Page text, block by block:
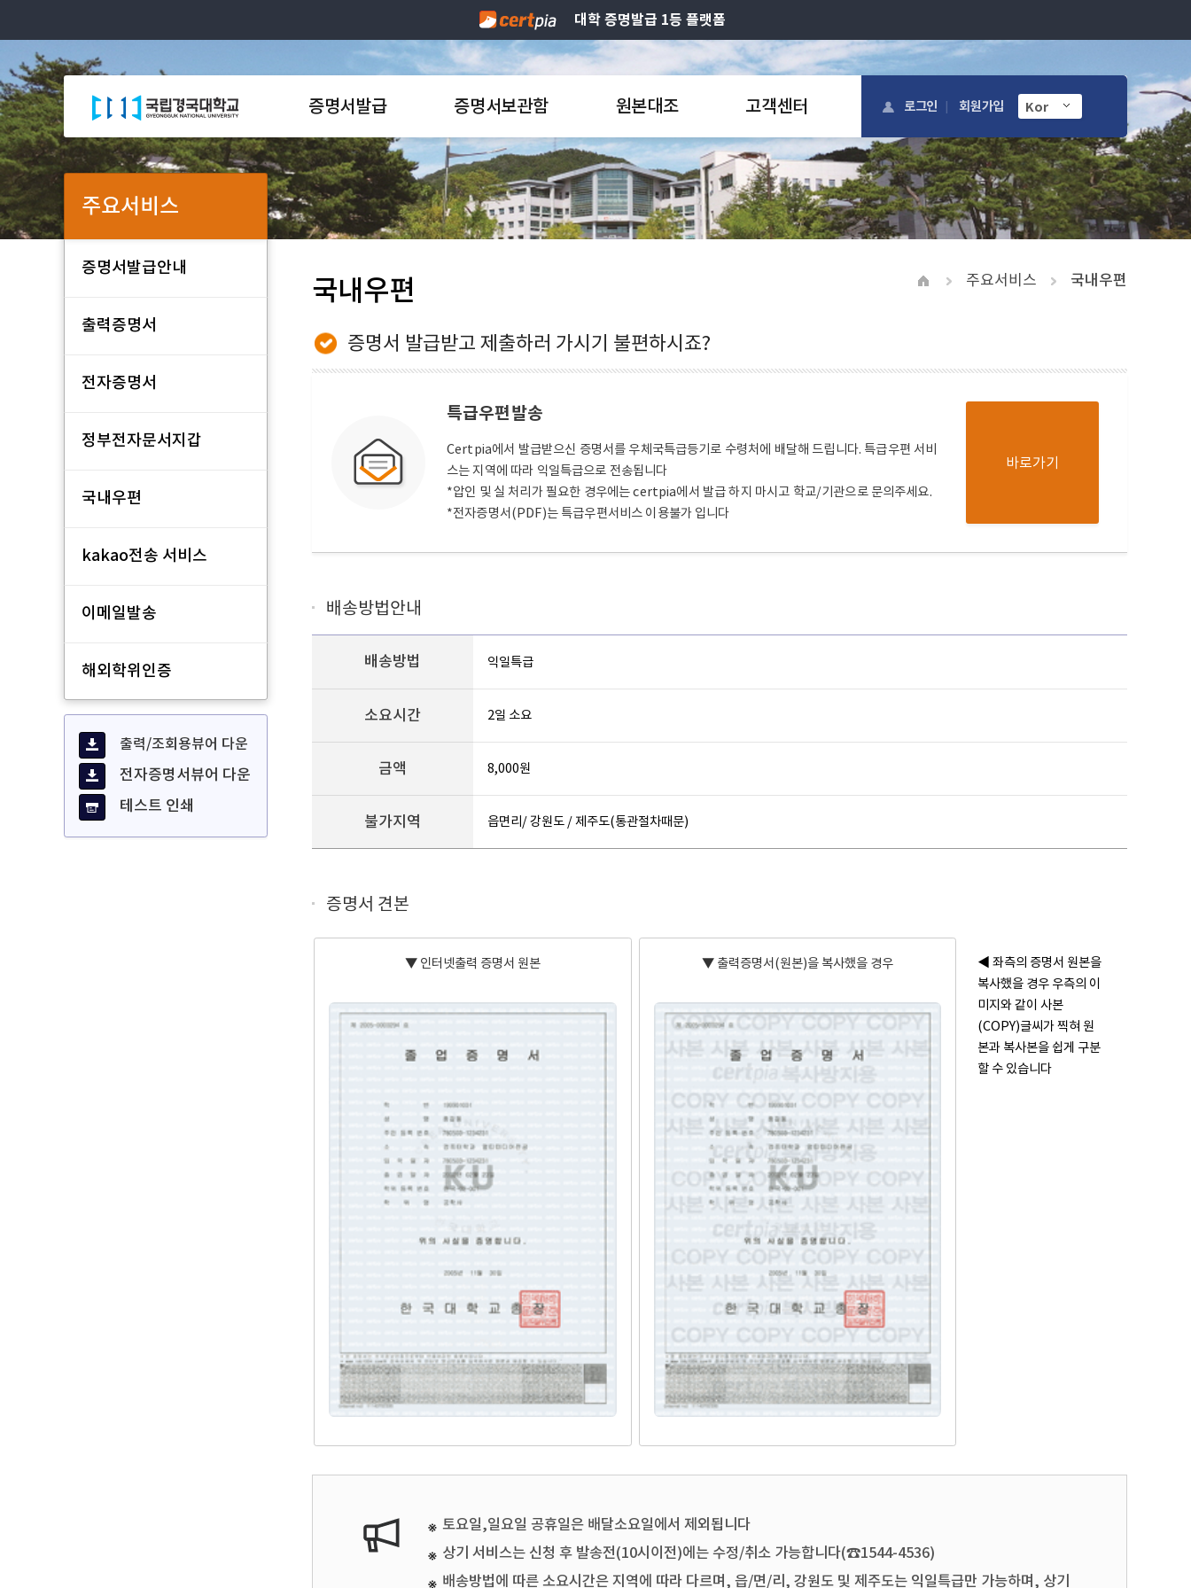
대학 증명발급 1등 플랫폼
증명서발급 증명서보관함 원본대조 고객센터 로그인 회원가입
주요서비스
증명서발급안내
출력증명서
전자증명서
정부전자문서지갑
국내우편
kakao전송 서비스
이메일발송
해외학위인증
출력/조회용뷰어 다운
전자증명서뷰어 다운
테스트 인쇄
국내우편 주요서비스 국내우편
증명서 발급받고 제출하러 가시기 불편하시죠?
특급우편발송
Certpia에서 발급받으신 증명서를 우체국특급등기로 수령처에 배달해 드립니다. 특급우편 서비
스는 지역에 따라 익일특급으로 전송됩니다
*압인 및 실 처리가 필요한 경우에는 certpia에서 발급 하지 마시고 학교/기관으로 문의주세요.
*전자증명서(PDF)는 특급우편서비스 이용불가 입니다
바로가기
배송방법안내
배송방법 익일특급
소요시간 2일 소요
금액 8,000원
불가지역 읍면리/ 강원도 / 제주도(통관절차때문)
증명서 견본
▼ 인터넷출력 증명서 원본 ▼ 출력증명서(원본)을 복사했을 경우
◀ 좌측의 증명서 원본을
복사했을 경우 우측의 이
미지와 같이 사본
(COPY)글씨가 찍혀 원
본과 복사본을 쉽게 구분
할 수 있습니다
토요일,일요일 공휴일은 배달소요일에서 제외됩니다
상기 서비스는 신청 후 발송전(10시이전)에는 수정/취소 가능합니다(☎1544-4536)
배송방법에 따른 소요시간은 지역에 따라 다르며, 읍/면/리, 강원도 및 제주도는 익일특급만 가능하며, 상기